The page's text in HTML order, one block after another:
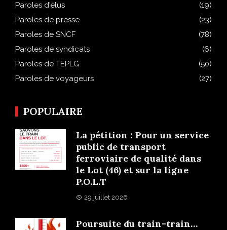
Paroles d'élus
(19)
Paroles de presse
(23)
Paroles de SNCF
(78)
Paroles de syndicats
(6)
Paroles de TEPLG
(50)
Paroles de voyageurs
(27)
POPULAIRE
La pétition : Pour un service
public de transport
ferroviaire de qualité dans
le Lot (46) et sur la ligne
P.O.L.T
29 juillet 2026
Poursuite du train-train…